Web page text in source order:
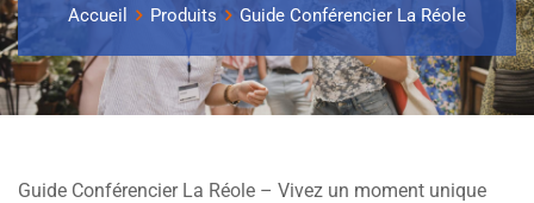
Accueil Produits Guide Conférencier La Réole
Guide Conférencier La Réole – Vivez un moment unique